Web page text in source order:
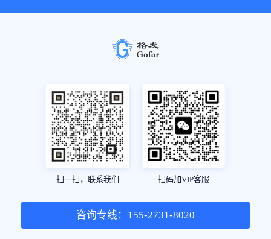
扫一扫，联系我们 扫码加VIP客服
咨询专线：155-2731-8020